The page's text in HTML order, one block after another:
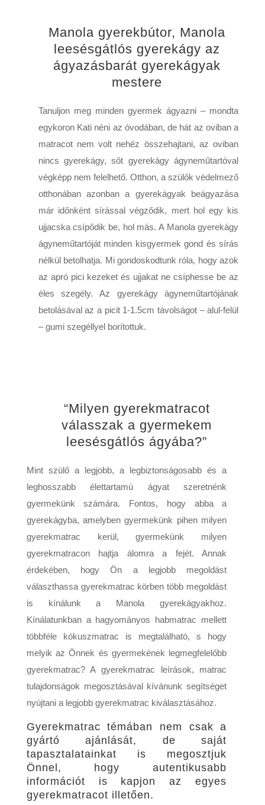
Manola gyerekbútor, Manola
leesésgátlós gyerekágy az
ágyazásbarát gyerekágyak
mestere
Tanuljon meg minden gyermek ágyazni – mondta
egykoron Kati néni az óvodában, de hát az oviban a
matracot nem volt nehéz összehajtani, az oviban
nincs gyerekágy, sőt gyerekágy ágyneműtartóval
végképp nem felelhető. Otthon, a szülők védelmező
otthonában azonban a gyerekágyak beágyazása
már időnként sírással végződik, mert hol egy kis
ujjacska csípődik be, hol más. A Manola gyerekágy
ágyneműtartóját minden kisgyermek gond és sírás
nélkül betolhatja. Mi gondoskodtunk róla, hogy azok
az apró pici kezeket és ujjakat ne csíphesse be az
éles szegély. Az gyerekágy ágyneműtartójának
betolásával az a picit 1-1.5cm távolságot – alul-felül
– gumi szegéllyel borítottuk.
“Milyen gyerekmatracot
válasszak a gyermekem
leesésgátlós ágyába?”
Mint szülő a legjobb, a legbiztonságosabb és a
leghosszabb élettartamú ágyat szeretnénk
gyermekünk számára. Fontos, hogy abba a
gyerekágyba, amelyben gyermekünk pihen milyen
gyerekmatrac kerül, gyermekünk milyen
gyerekmatracon hajtja álomra a fejét. Annak
érdekében, hogy Ön a legjobb megoldást
választhassa gyerekmatrac körben több megoldást
is kínálunk a Manola gyerekágyakhoz.
Kínálatunkban a hagyományos habmatrac mellett
többféle kókuszmatrac is megtalálható, s hogy
melyik az Önnek és gyermekének legmegfelelőbb
gyerekmatrac? A gyerekmatrac leírások, matrac
tulajdonságok megosztásával kívánunk segítséget
nyújtani a legjobb gyerekmatrac kiválasztásához.
Gyerekmatrac témában nem csak a
gyártó ajánlását, de saját
tapasztalatainkat is megosztjuk
Önnel, hogy autentikusabb
információt is kapjon az egyes
gyerekmatracot illetően.